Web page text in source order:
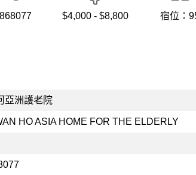
$4,000 - $8,800 宿位：
亞洲護老院
HO ASIA HOME FOR THE ELDERLY